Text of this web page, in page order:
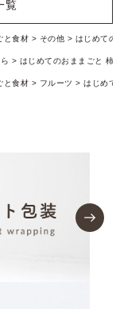
覧
と食材 その他 はじめての
はじめてのおままごと 柿
と食材 フルーツ はじめて